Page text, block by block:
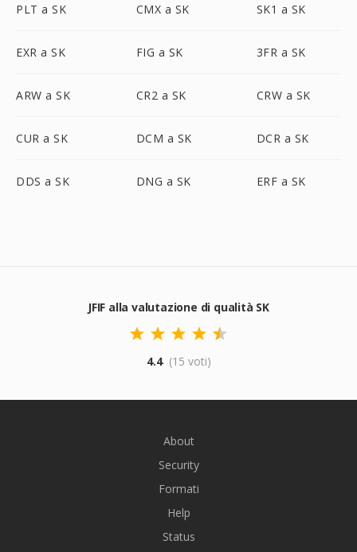
PLT a SK CMX a SK SK1 a SK
EXR a SK FIG a SK 3FR a SK
ARW a SK CR2 a SK CRW a SK
CUR a SK DCM a SK DCR a SK
DDS a SK DNG a SK ERF a SK
JFIF alla valutazione di qualità SK
4.4 (15 voti)
About
Security
Formati
Help
Status